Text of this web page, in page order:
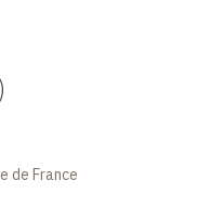
de France